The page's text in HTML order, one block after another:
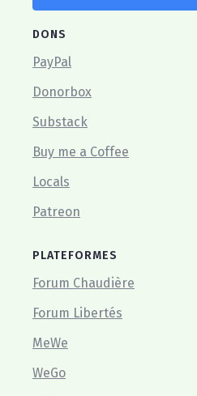
DONS
PayPal
Donorbox
Substack
Buy me a Coffee
Locals
Patreon
PLATEFORMES
Forum Chaudière
Forum Libertés
MeWe
WeGo